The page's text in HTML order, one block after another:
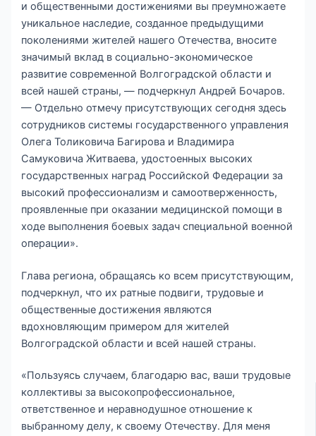
и общественными достижениями вы преумножаете
уникальное наследие, созданное предыдущими
поколениями жителей нашего Отечества, вносите
значимый вклад в социально-экономическое
развитие современной Волгоградской области и
всей нашей страны, — подчеркнул Андрей Бочаров.
— Отдельно отмечу присутствующих сегодня здесь
сотрудников системы государственного управления
Олега Толиковича Багирова и Владимира
Самуковича Житваева, удостоенных высоких
государственных наград Российской Федерации за
высокий профессионализм и самоотверженность,
проявленные при оказании медицинской помощи в
ходе выполнения боевых задач специальной военной
операции».
Глава региона, обращаясь ко всем присутствующим,
подчеркнул, что их ратные подвиги, трудовые и
общественные достижения являются
вдохновляющим примером для жителей
Волгоградской области и всей нашей страны.
«Пользуясь случаем, благодарю вас, ваши трудовые
коллективы за высокопрофессиональное,
ответственное и неравнодушное отношение к
выбранному делу, к своему Отечеству. Для меня